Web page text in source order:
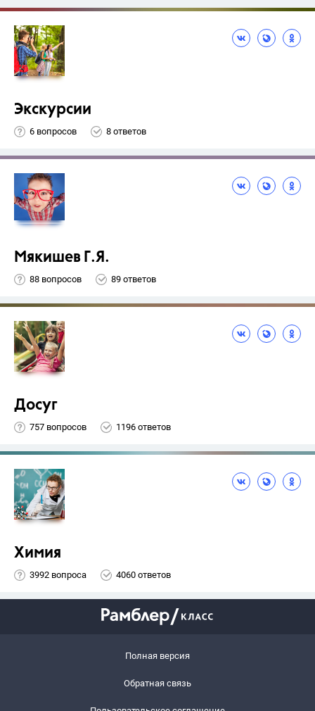
Экскурсии
6 вопросов 8 ответов
Мякишев Г.Я.
88 вопросов 89 ответов
Досуг
757 вопросов 1196 ответов
Химия
3992 вопроса 4060 ответов
Полная версия
Обратная связь